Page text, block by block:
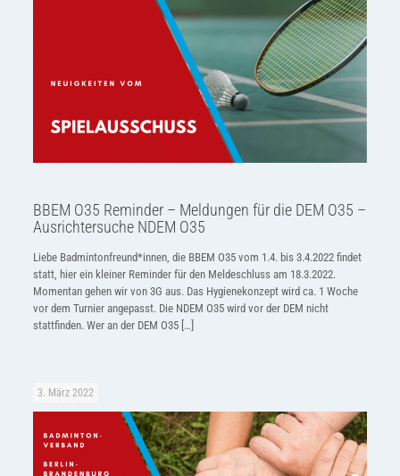
BBEM O35 Reminder – Meldungen für die DEM O35 –
Ausrichtersuche NDEM O35
Liebe Badmintonfreund*innen, die BBEM O35 vom 1.4. bis 3.4.2022 findet
statt, hier ein kleiner Reminder für den Meldeschluss am 18.3.2022.
Momentan gehen wir von 3G aus. Das Hygienekonzept wird ca. 1 Woche
vor dem Turnier angepasst. Die NDEM O35 wird vor der DEM nicht
stattfinden. Wer an der DEM O35[…]
3. März 2022